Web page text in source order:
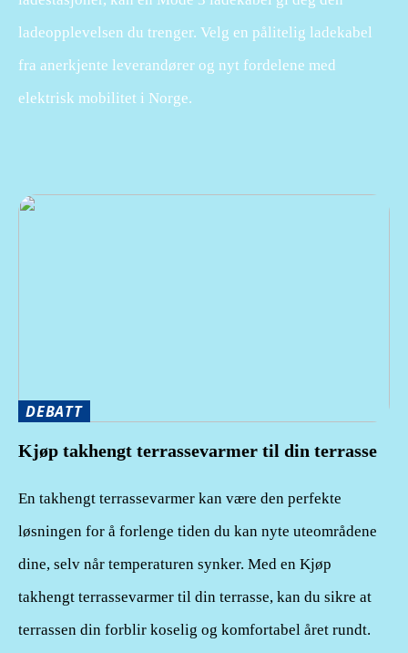
ladeopplevelsen du trenger. Velg en pålitelig ladekabel
fra anerkjente leverandører og nyt fordelene med
elektrisk mobilitet i Norge.
DEBATT
Kjøp takhengt terrassevarmer til din terrasse
En takhengt terrassevarmer kan være den perfekte
løsningen for å forlenge tiden du kan nyte uteområdene
dine, selv når temperaturen synker. Med en Kjøp
takhengt terrassevarmer til din terrasse, kan du sikre at
terrassen din forblir koselig og komfortabel året rundt.